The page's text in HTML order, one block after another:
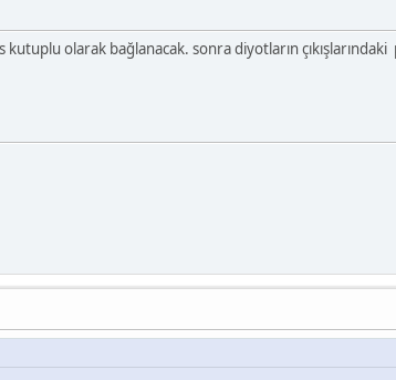
olarak bağlanacak. sonra diyotların çıkışlarındaki